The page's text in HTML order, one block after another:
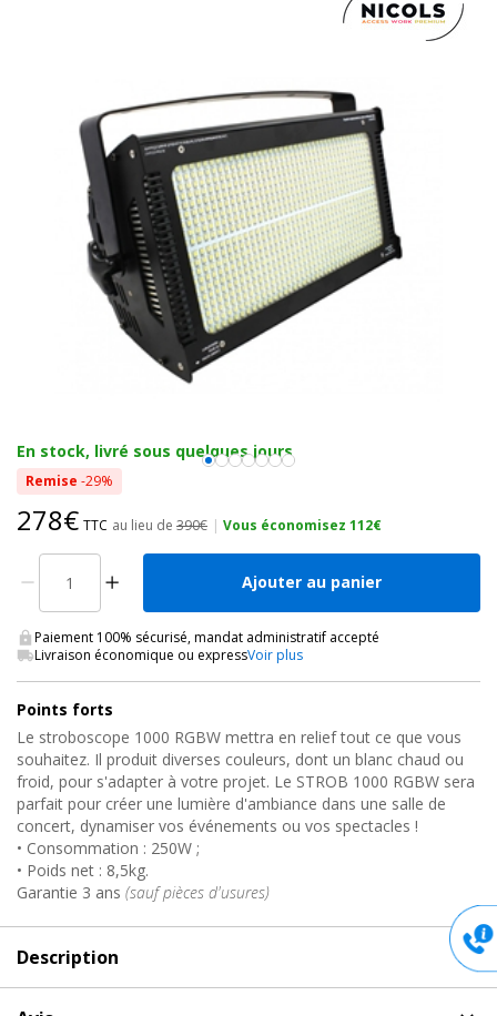
En stock, livré sous quelques jours
Remise -29%
278€ TTC au lieu de 390€ | Vous économisez 112€
Ajouter au panier
Paiement 100% sécurisé, mandat administratif accepté
Livraison économique ou expressVoir plus
Points forts
Le stroboscope 1000 RGBW mettra en relief tout ce que vous
souhaitez. Il produit diverses couleurs, dont un blanc chaud ou
froid, pour s'adapter à votre projet. Le STROB 1000 RGBW sera
parfait pour créer une lumière d'ambiance dans une salle de
concert, dynamiser vos événements ou vos spectacles !
• Consommation : 250W ;
• Poids net : 8,5kg.
Garantie 3 ans (sauf pièces d'usures)
Description